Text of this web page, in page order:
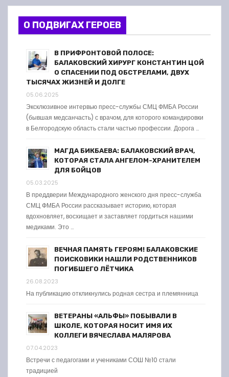
О ПОДВИГАХ ГЕРОЕВ
В ПРИФРОНТОВОЙ ПОЛОСЕ:
БАЛАКОВСКИЙ ХИРУРГ КОНСТАНТИН ЦОЙ
О СПАСЕНИИ ПОД ОБСТРЕЛАМИ, ДВУХ
ТЫСЯЧАХ ЖИЗНЕЙ И ДОЛГЕ
05.06.2025
Эксклюзивное интервью пресс-службы СМЦ ФМБА России
(бывшая медсанчасть) с врачом, для которого командировки
в Белгородскую область стали частью профессии. Дорога …
МАГДА БИКБАЕВА: БАЛАКОВСКИЙ ВРАЧ,
КОТОРАЯ СТАЛА АНГЕЛОМ-ХРАНИТЕЛЕМ
ДЛЯ БОЙЦОВ
05.03.2025
В преддверии Международного женского дня пресс-служба
СМЦ ФМБА России рассказывает историю, которая
вдохновляет, восхищает и заставляет гордиться нашими
медиками. Это …
ВЕЧНАЯ ПАМЯТЬ ГЕРОЯМ! БАЛАКОВСКИЕ
ПОИСКОВИКИ НАШЛИ РОДСТВЕННИКОВ
ПОГИБШЕГО ЛЁТЧИКА
26.08.2023
На публикацию откликнулись родная сестра и племянница
ВЕТЕРАНЫ «АЛЬФЫ» ПОБЫВАЛИ В
ШКОЛЕ, КОТОРАЯ НОСИТ ИМЯ ИХ
КОЛЛЕГИ ВЯЧЕСЛАВА МАЛЯРОВА
07.04.2023
Встречи с педагогами и учениками СОШ №10 стали
традицией